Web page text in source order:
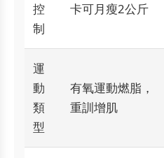
控
制
卡可月瘦2公斤
運
動
類
型
有氧運動燃脂，
重訓增肌